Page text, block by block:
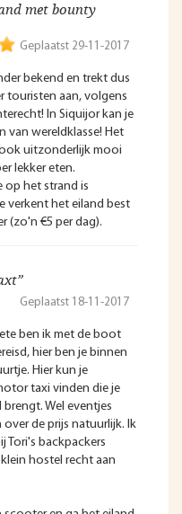
met bounty
Geplaatst 29-11-2017
bekend en trekt dus
touristen aan, volgens
In Siquijor kan je
van wereldklasse! Het
uitzonderlijk mooi
lekker eten.
op het strand is
verkent het eiland best
(zo'n €5 per dag).
Geplaatst 18-11-2017
ben ik met de boot
hier ben je binnen
Hier kun je
taxi vinden die je
Wel eventjes
de prijs natuurlijk. Ik
Tori's backpackers
hostel recht aan